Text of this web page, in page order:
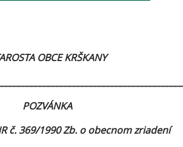
OBCE KRŠKANY
POZVÁNKA
č. 369/1990 Zb. o obecnom zriadení